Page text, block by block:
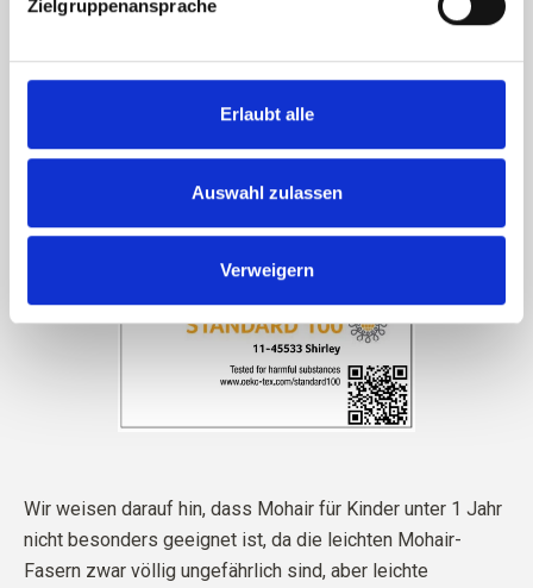
Zielgruppenansprache
Erlaubt alle
Auswahl zulassen
Verweigern
Wir weisen darauf hin, dass Mohair für Kinder unter 1 Jahr
nicht besonders geeignet ist, da die leichten Mohair-
Fasern zwar völlig ungefährlich sind, aber leichte